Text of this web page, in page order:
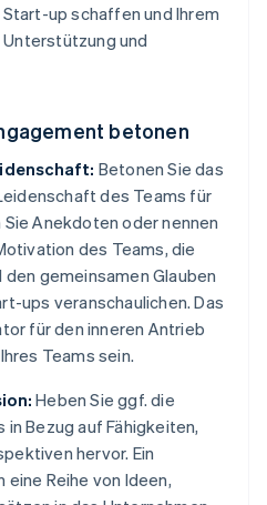
up schaffen und Ihrem
und
betonen
Betonen Sie das
des Teams für
Anekdoten oder nennen
des Teams, die
gemeinsamen Glauben
ups veranschaulichen. Das
für den inneren Antrieb
Teams sein.
Heben Sie ggf. die
Bezug auf Fähigkeiten,
hervor. Ein
Reihe von Ideen,